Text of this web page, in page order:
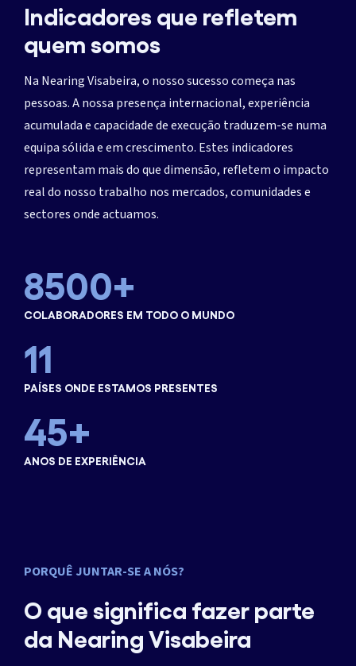
1416
2833
4250
5666
8500+
COLABORADORES EM TODO O MUNDO
1
3
5
7
9
11
PAÍSES ONDE ESTAMOS PRESENTES
7
22
30
37
45+
ANOS DE EXPERIÊNCIA
Indicadores que refletem
quem somos
Na Nearing Visabeira, o nosso sucesso começa nas
pessoas. A nossa presença internacional, experiência
acumulada e capacidade de execução traduzem-se numa
equipa sólida e em crescimento. Estes indicadores
representam mais do que dimensão, refletem o impacto
real do nosso trabalho nos mercados, comunidades e
sectores onde actuamos.
PORQUÊ JUNTAR-SE A NÓS?
O que significa fazer parte
da Nearing Visabeira